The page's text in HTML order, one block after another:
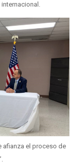
afianza el proceso de